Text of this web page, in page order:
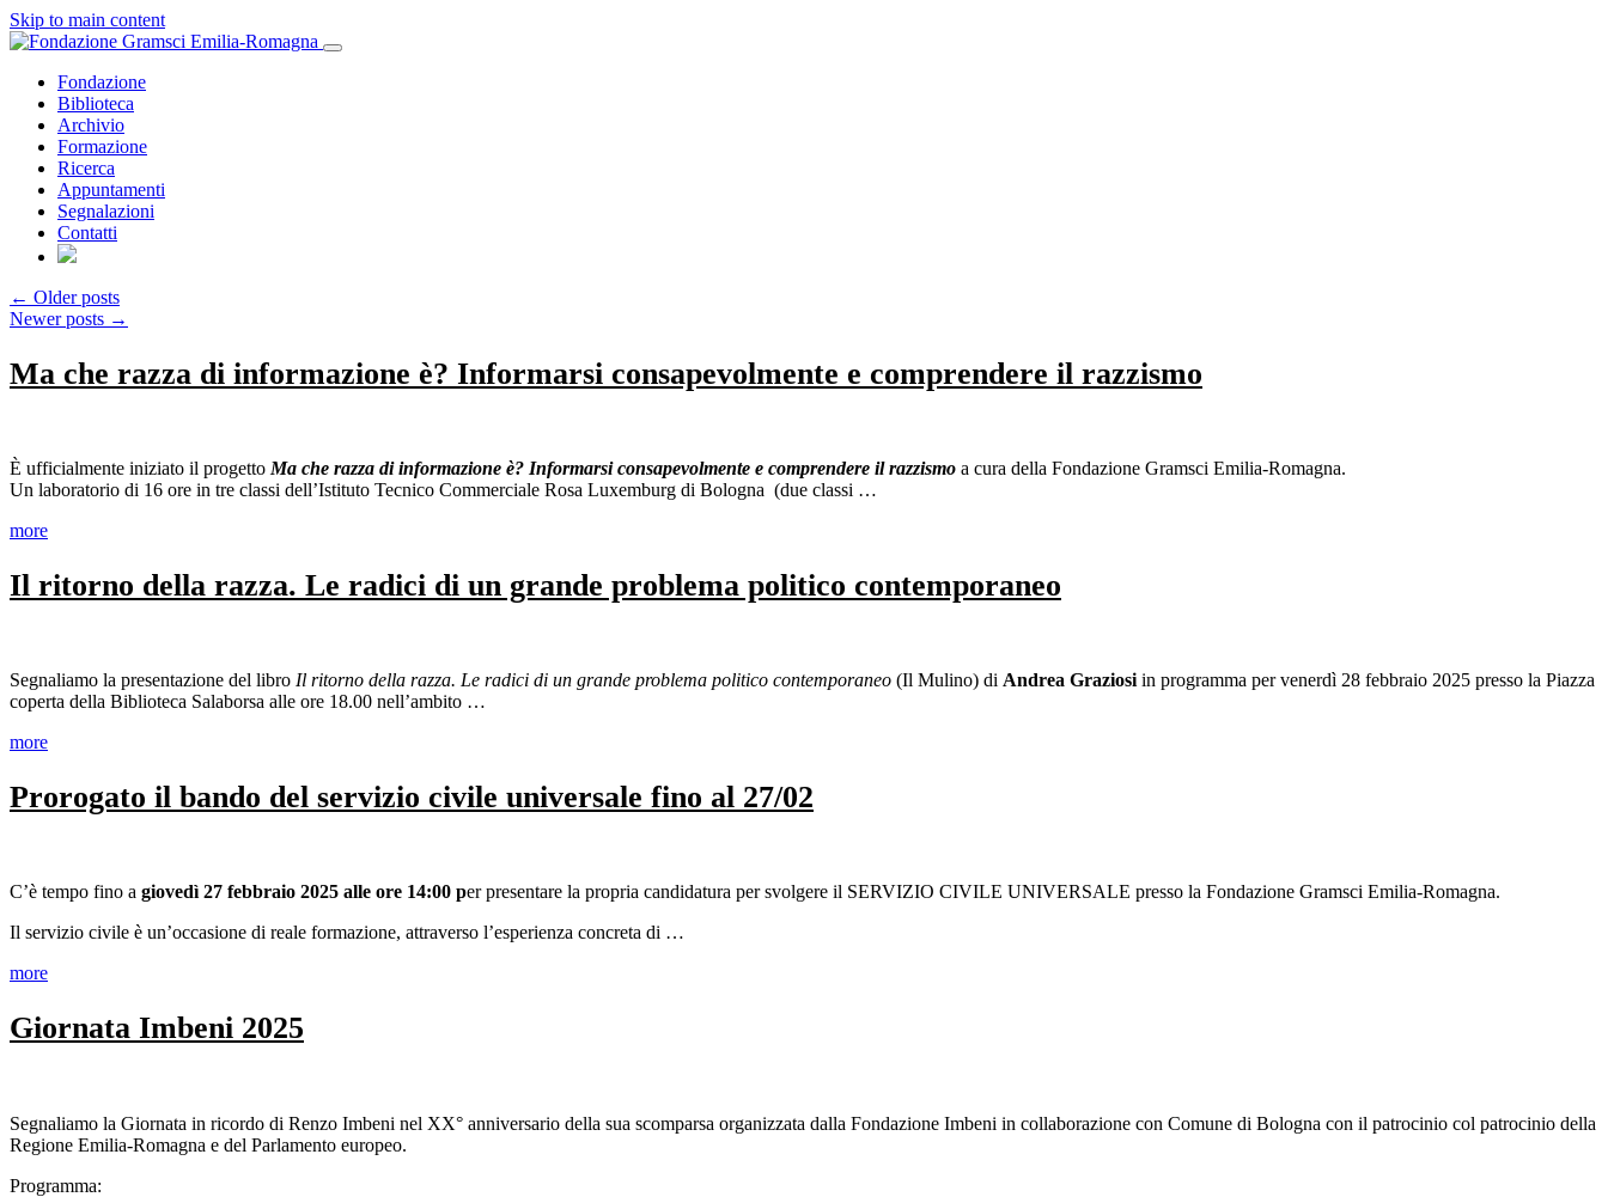
Skip to main content
Fondazione
Biblioteca
Archivio
Formazione
Ricerca
Appuntamenti
Segnalazioni
Contatti
← Older posts
Newer posts →
Ma che razza di informazione è? Informarsi consapevolmente e comprendere il razzismo
È ufficialmente iniziato il progetto Ma che razza di informazione è? Informarsi consapevolmente e comprendere il razzismo a cura della Fondazione Gramsci Emilia-Romagna.
Un laboratorio di 16 ore in tre classi dell’Istituto Tecnico Commerciale Rosa Luxemburg di Bologna (due classi …
more
Il ritorno della razza. Le radici di un grande problema politico contemporaneo
Segnaliamo la presentazione del libro Il ritorno della razza. Le radici di un grande problema politico contemporaneo (Il Mulino) di Andrea Graziosi in programma per venerdì 28 febbraio 2025 presso la Piazza
coperta della Biblioteca Salaborsa alle ore 18.00 nell’ambito …
more
Prorogato il bando del servizio civile universale fino al 27/02
C’è tempo fino a giovedì 27 febbraio 2025 alle ore 14:00 per presentare la propria candidatura per svolgere il SERVIZIO CIVILE UNIVERSALE presso la Fondazione Gramsci Emilia-Romagna.
Il servizio civile è un’occasione di reale formazione, attraverso l’esperienza concreta di …
more
Giornata Imbeni 2025
Segnaliamo la Giornata in ricordo di Renzo Imbeni nel XX° anniversario della sua scomparsa organizzata dalla Fondazione Imbeni in collaborazione con Comune di Bologna con il patrocinio col patrocinio della
Regione Emilia-Romagna e del Parlamento europeo.
Programma: